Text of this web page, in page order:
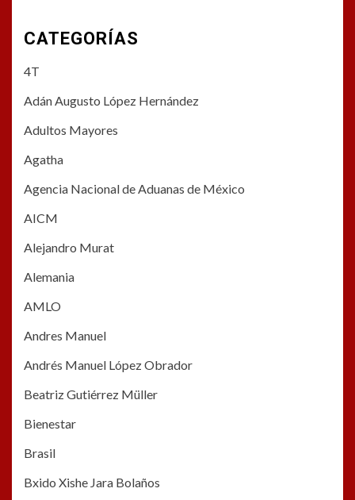
CATEGORÍAS
4T
Adán Augusto López Hernández
Adultos Mayores
Agatha
Agencia Nacional de Aduanas de México
AICM
Alejandro Murat
Alemania
AMLO
Andres Manuel
Andrés Manuel López Obrador
Beatriz Gutiérrez Müller
Bienestar
Brasil
Bxido Xishe Jara Bolaños